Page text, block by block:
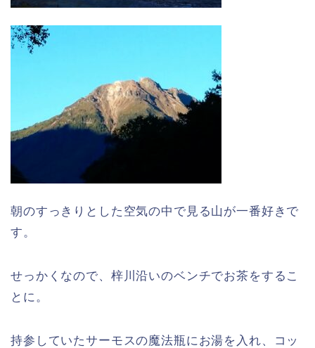
朝のすっきりとした空気の中で見る山が一番好きで
す。
せっかくなので、梓川沿いのベンチでお茶をするこ
とに。
持参していたサーモスの魔法瓶にお湯を入れ、コッ